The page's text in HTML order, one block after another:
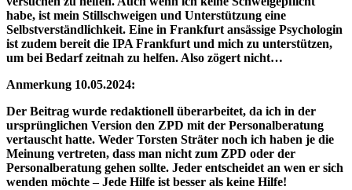
habe, ist mein Stillschweigen und Unterstützung eine
Selbstverständlichkeit. Eine in Frankfurt ansässige Psychologin
ist zudem bereit die IPA Frankfurt und mich zu unterstützen,
um bei Bedarf zeitnah zu helfen. Also zögert nicht…
Anmerkung 10.05.2024:
Der Beitrag wurde redaktionell überarbeitet, da ich in der
ursprünglichen Version den ZPD mit der Personalberatung
vertauscht hatte. Weder Torsten Sträter noch ich haben je die
Meinung vertreten, dass man nicht zum ZPD oder der
Personalberatung gehen sollte. Jeder entscheidet an wen er sich
wenden möchte – Jede Hilfe ist besser als keine Hilfe!